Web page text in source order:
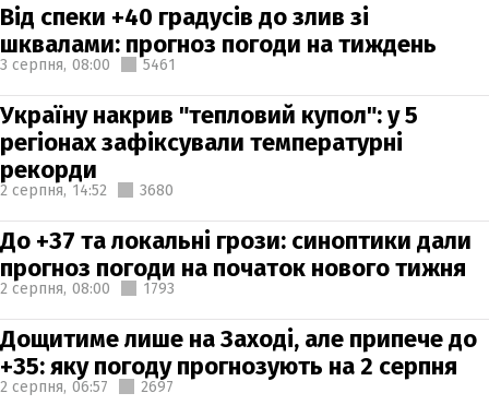
Від спеки +40 градусів до злив зі
шквалами: прогноз погоди на тиждень
3 серпня, 08:00 5461
Україну накрив "тепловий купол": у 5
регіонах зафіксували температурні
рекорди
2 серпня, 14:52 3680
До +37 та локальні грози: синоптики дали
прогноз погоди на початок нового тижня
2 серпня, 08:00 1793
Дощитиме лише на Заході, але припече до
+35: яку погоду прогнозують на 2 серпня
2 серпня, 06:57 2697